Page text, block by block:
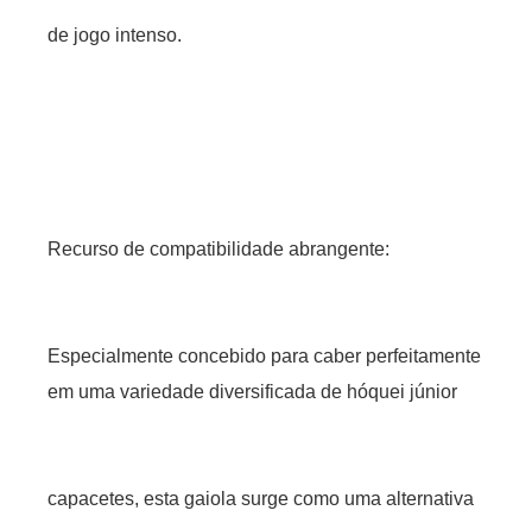
de jogo intenso.
Recurso de compatibilidade abrangente:
Especialmente concebido para caber perfeitamente
em uma variedade diversificada de hóquei júnior
capacetes, esta gaiola surge como uma alternativa